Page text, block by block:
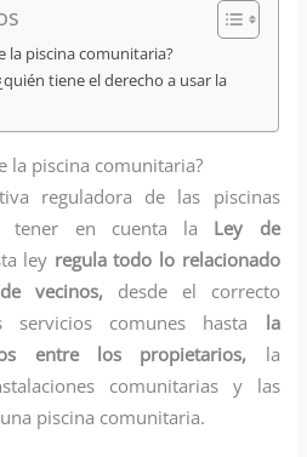
la piscina comunitaria?
tiene el derecho a usar la
la piscina comunitaria?
reguladora de las piscinas
tener en cuenta la Ley de
ley regula todo lo relacionado
vecinos,desde el correcto
comunes hasta la
entre los propietarios, la
comunitarias y las
piscina comunitaria.